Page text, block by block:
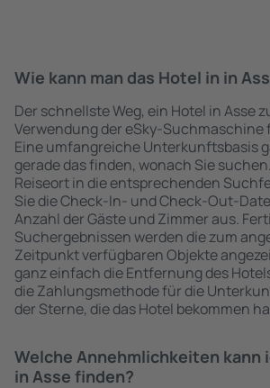
Wie kann man das Hotel in in
Der schnellste Weg, ein Hotel in Asse
Verwendung der eSky-
Eine umfangreiche Unterkunftsbasis
gerade das finden, wonach Sie
Reiseort in die entsprechenden
Sie die Check-In- und Check-Out-
Anzahl der Gäste und Zimmer aus.
Suchergebnissen werden die zum
Zeitpunkt verfügbaren Objekte
ganz einfach die Entfernung des
die Zahlungsmethode für die
der Sterne, die das Hotel bekommen
Welche Annehmlichkeiten kann
in Asse finden?